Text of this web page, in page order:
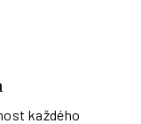
každého